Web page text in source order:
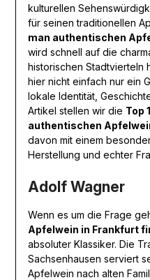
kulturellen
für seinen traditionellen
man authentischen
wird schnell auf die
historischen Stadtvierteln
hier nicht einfach nur ein
lokale Identität,
Artikel stellen wir die Top
authentischen
davon mit einem
Herstellung und echter
Adolf Wagner
Wenn es um die Frage
Apfelwein in Frankfurt
absoluter Klassiker. Die
Sachsenhausen serviert
Apfelwein nach alten